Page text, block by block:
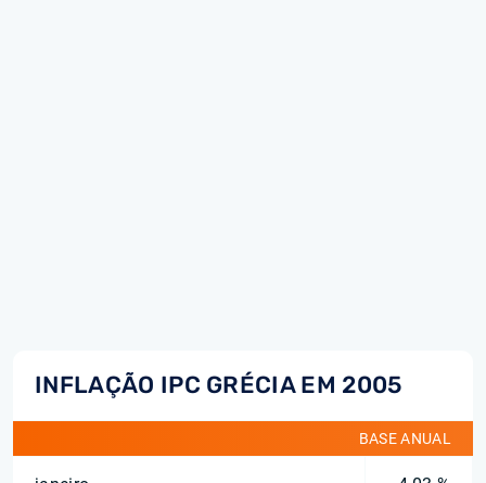
INFLAÇÃO IPC GRÉCIA EM 2005
BASE ANUAL